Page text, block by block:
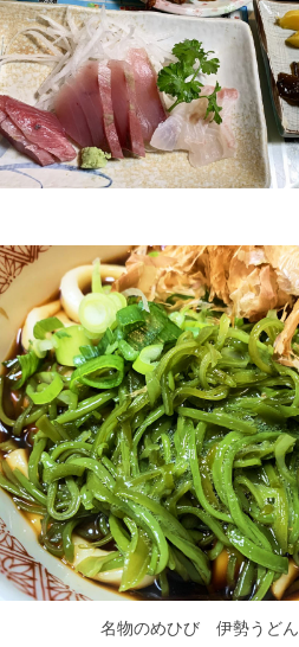
名物のめひび 伊勢うどん